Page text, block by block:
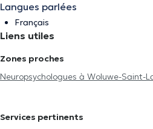
Langues parlées
Français
Liens utiles
Zones proches
Neuropsychologues à Woluwe-Saint-
Woluwe
Neuropsychologues à
Services pertinents